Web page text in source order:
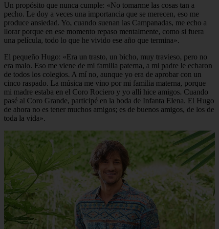
Un propósito que nunca cumple: «No tomarme las cosas tan a
pecho. Le doy a veces una importancia que se merecen, eso me
produce ansiedad. Yo, cuando suenan las Campanadas, me echo a
llorar porque en ese momento repaso mentalmente, como si fuera
una película, todo lo que he vivido ese año que termina».
El pequeño Hugo: «Era un trasto, un bicho, muy travieso, pero no
era malo. Eso me viene de mi familia paterna, a mi padre le echaron
de todos los colegios. A mí no, aunque yo era de aprobar con un
cinco raspado. La música me vino por mi familia materna, porque
mi madre estaba en el Coro Rociero y yo allí hice amigos. Cuando
pasé al Coro Grande, participé en la boda de Infanta Elena. El Hugo
de ahora no es tener muchos amigos; es de buenos amigos, de los de
toda la vida».